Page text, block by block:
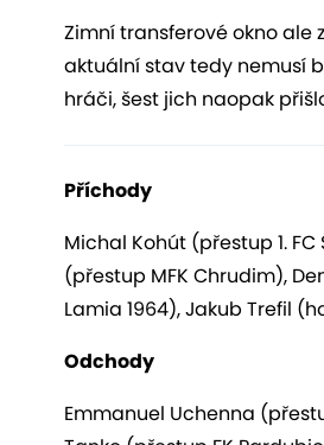
Zimní transferové okno ale
aktuální stav tedy nemusí
hráči, šest jich naopak
Příchody
Michal Kohút (přestup 1.
(přestup MFK Chrudim),
Lamia 1964), Jakub Trefil
Odchody
Emmanuel Uchenna